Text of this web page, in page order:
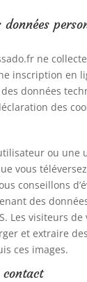
ne
inscription en
données
des
ou une
vous
conseillons
des
Les visiteurs
et extraire
ces images.